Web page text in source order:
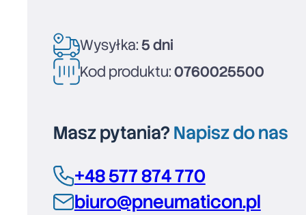
Wysyłka:5 dni
Kod produktu:0760025500
Masz pytania? Napisz do nas
+48 577 874 770
biuro@pneumaticon.pl